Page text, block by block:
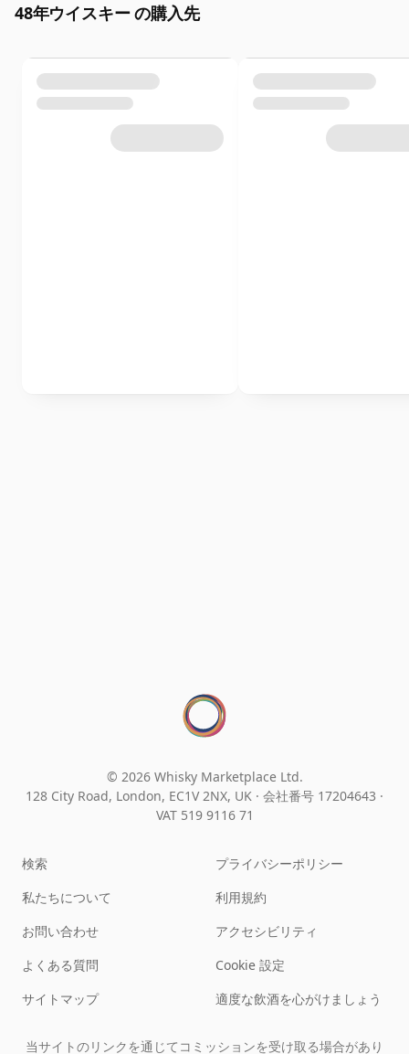
48年ウイスキー の購入先
© 2026 Whisky Marketplace Ltd.
128 City Road, London, EC1V 2NX, UK · 会社番号 17204643 ·
VAT 519 9116 71
検索
私たちについて
お問い合わせ
よくある質問
サイトマップ
プライバシーポリシー
利用規約
アクセシビリティ
Cookie 設定
適度な飲酒を心がけましょう
当サイトのリンクを通じてコミッションを受け取る場合があり